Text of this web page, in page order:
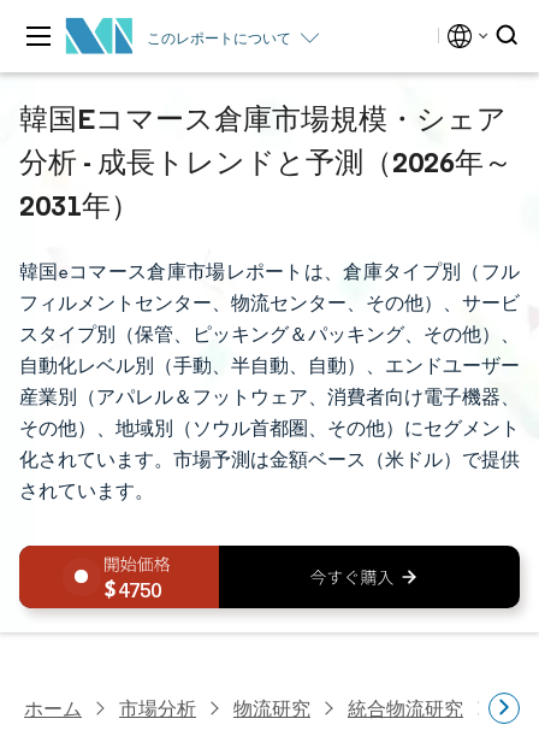
このレポートについて
韓国Eコマース倉庫市場規模・シェア
分析 - 成長トレンドと予測（2026年～
2031年）
韓国eコマース倉庫市場レポートは、倉庫タイプ別（フル
フィルメントセンター、物流センター、その他）、サービ
スタイプ別（保管、ピッキング＆パッキング、その他）、
自動化レベル別（手動、半自動、自動）、エンドユーザー
産業別（アパレル＆フットウェア、消費者向け電子機器、
その他）、地域別（ソウル首都圏、その他）にセグメント
化されています。市場予測は金額ベース（米ドル）で提供
されています。
4750
ホーム 市場分析 物流研究 統合物流研究 韓